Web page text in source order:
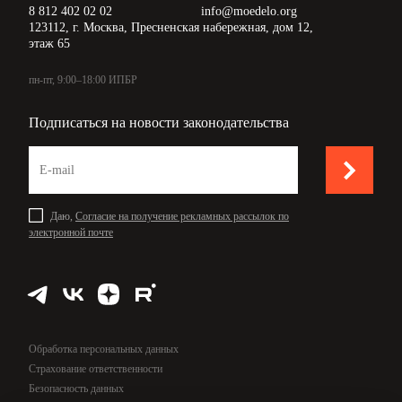
8 812 402 02 02
info@moedelo.org
123112, г. Москва, Пресненская набережная, дом 12,
этаж 65
пн-пт, 9:00–18:00 ИПБР
Подписаться на новости законодательства
Даю, Согласие на получение рекламных рассылок по
электронной почте
Обработка персональных данных
Страхование ответственности
Безопасность данных